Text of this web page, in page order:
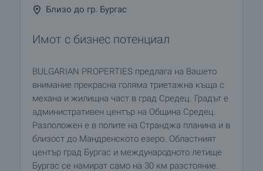
Близо до гр. Бургас
Имот с бизнес потенциал
BULGARIAN PROPERTIES предлага на Вашето
внимание прекрасна голяма триетажна къща с
механа и жилищна част в град Средец. Градът е
административен център на Община Средец.
Разположен е в полите на Странджа планина и в
близост до Мандренското езеро. Областният
център град Бургас и международното летище
Бургас се намират само на 30 км разстояние.